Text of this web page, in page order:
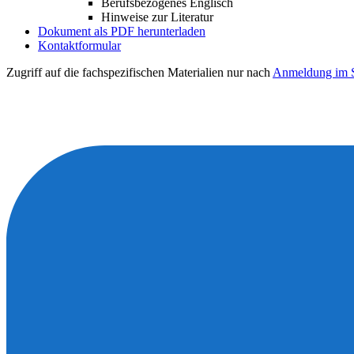
Berufsbezogenes Englisch
Hinweise zur Literatur
Dokument als PDF herunterladen
Kontaktformular
Zugriff auf die fachspezifischen Materialien nur nach Anmeldung im